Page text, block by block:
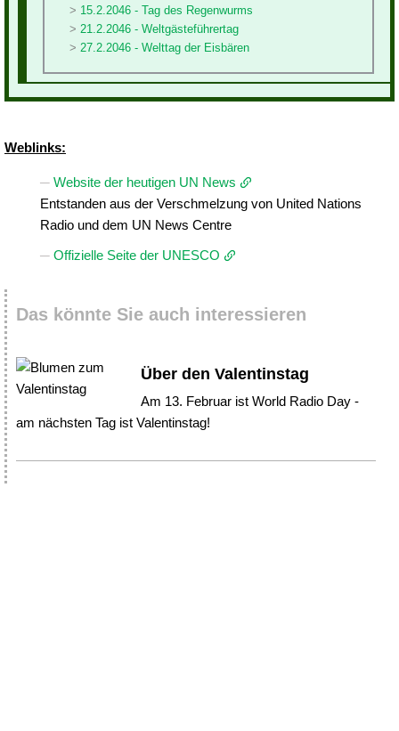
15.2.2046 - Tag des Regenwurms
21.2.2046 - Weltgästeführertag
27.2.2046 - Welttag der Eisbären
Weblinks:
Website der heutigen UN News
Entstanden aus der Verschmelzung von United Nations
Radio und dem UN News Centre
Offizielle Seite der UNESCO
Das könnte Sie auch interessieren
Über den Valentinstag
Am 13. Februar ist World Radio Day -
am nächsten Tag ist Valentinstag!